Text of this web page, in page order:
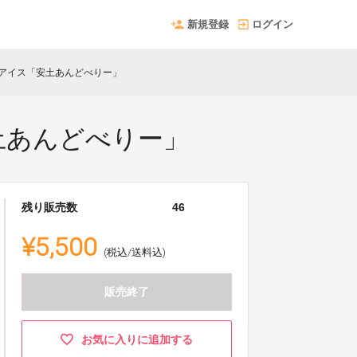
新規登録 ログイン
ス「安土あんどべりー」
んどべりー」
残り販売数 46
¥5,500 (税込/送料込)
販売終了
お気に入りに追加する